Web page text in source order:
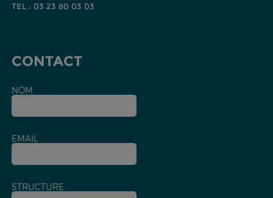
TEL : 03 23 80 03 03
CONTACT
NOM
EMAIL
STRUCTURE